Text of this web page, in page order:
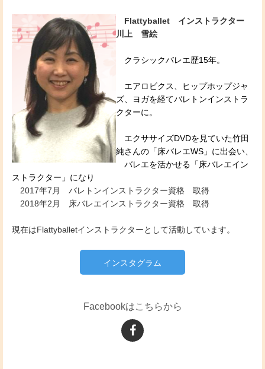
Flattyballet インストラクター
川上 雪絵
クラシックバレエ歴15年。
エアロビクス、ヒップホップジャ
ズ、ヨガを経てバレトンインストラ
クターに。
エクササイズDVDを見ていた竹田
純さんの「床バレエWS」に出会い、
バレエを活かせる「床バレエイン
ストラクター」になり
2017年7月 バレトンインストラクター資格 取得
2018年2月 床バレエインストラクター資格 取得
現在はFlattyballetインストラクターとして活動しています。
インスタグラム
Facebookはこちらから